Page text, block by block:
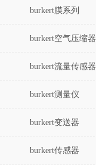
burkert膜系列
burkert空气压缩器
burkert流量传感器
burkert测量仪
burkert变送器
burkert传感器